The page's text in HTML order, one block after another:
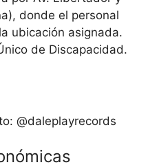
donde el personal
ubicación asignada.
de Discapacidad.